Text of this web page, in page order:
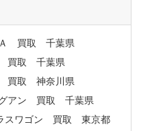
Ａ 買取 千葉県
買取 千葉県
買取 神奈川県
アン 買取 千葉県
スワゴン 買取 東京都